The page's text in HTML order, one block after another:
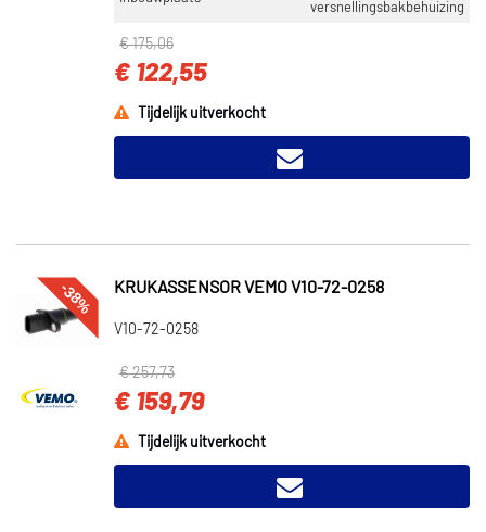
versnellingsbakbehuizing
€ 175,06
€ 122,55
Tijdelijk uitverkocht
-38% KRUKASSENSOR VEMO V10-72-0258
V10-72-0258
€ 257,73
€ 159,79
Tijdelijk uitverkocht